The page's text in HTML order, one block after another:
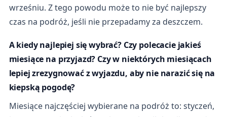
wrześniu. Z tego powodu może to nie być najlepszy
czas na podróż, jeśli nie przepadamy za deszczem.
A kiedy najlepiej się wybrać? Czy polecacie jakieś
miesiące na przyjazd? Czy w niektórych miesiącach
lepiej zrezygnować z wyjazdu, aby nie narazić się na
kiepską pogodę?
Miesiące najczęściej wybierane na podróż to: styczeń,